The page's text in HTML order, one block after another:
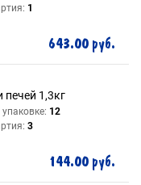
1
643.00 руб.
1,3кг
12
3
144.00 руб.